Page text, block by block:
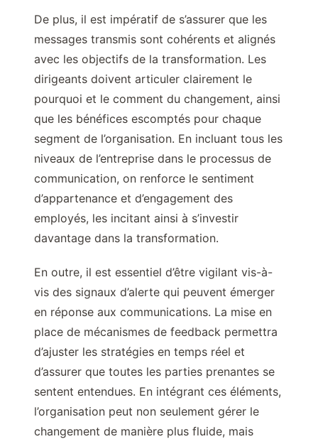
De plus, il est impératif de s’assurer que les
messages transmis sont cohérents et alignés
avec les objectifs de la transformation. Les
dirigeants doivent articuler clairement le
pourquoi et le comment du changement, ainsi
que les bénéfices escomptés pour chaque
segment de l’organisation. En incluant tous les
niveaux de l’entreprise dans le processus de
communication, on renforce le sentiment
d’appartenance et d’engagement des
employés, les incitant ainsi à s’investir
davantage dans la transformation.
En outre, il est essentiel d’être vigilant vis-à-
vis des signaux d’alerte qui peuvent émerger
en réponse aux communications. La mise en
place de mécanismes de feedback permettra
d’ajuster les stratégies en temps réel et
d’assurer que toutes les parties prenantes se
sentent entendues. En intégrant ces éléments,
l’organisation peut non seulement gérer le
changement de manière plus fluide, mais